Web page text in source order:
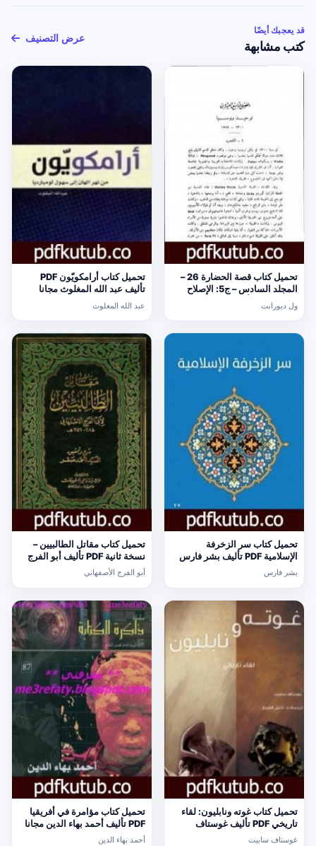
قد يعجبك أيضًا
كتب مشابهة
عرض التصنيف
تحميل كتاب قصة الحضارة 26 –
المجلد السادس – ج5: الإصلاح
مجانا [كامل]
ول ديورانت
تحميل كتاب أرامكويّون PDF
تأليف عبد الله المغلوث مجانا
[كامل]
عبد الله المغلوث
تحميل كتاب سر الزخرفة
الإسلامية PDF تأليف بشر فارس
مجانا [كامل]
بشر فارس
تحميل كتاب مقاتل الطالبيين –
نسخة ثانية PDF تأليف أبو الفرج
الأصفهاني مجانا [كامل]
أبو الفرج الأصفهاني
تحميل كتاب غوته ونابليون: لقاء
تاريخي PDF تأليف غوستاف
سابيت مجانا [كامل]
غوستاف سابيت
تحميل كتاب مؤامرة في أفريقيا
PDF تأليف أحمد بهاء الدين مجانا
[كامل]
أحمد بهاء الدين